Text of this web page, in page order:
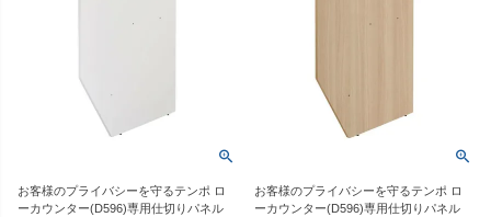
お客様のプライバシーを守るテンポ ロ
ーカウンター(D596)専用仕切りパネル
お客様のプライバシーを守るテンポ ロ
ーカウンター(D596)専用仕切りパネル